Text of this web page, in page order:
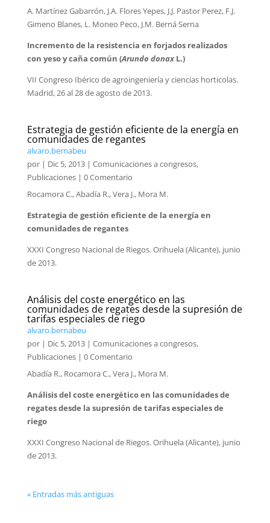
A. Martínez Gabarrón, J.A. Flores Yepes, J.J. Pastor Perez, F.J.
Gimeno Blanes, L. Moneo Peco, J.M. Berná Serna
Incremento de la resistencia en forjados realizados
con yeso y caña común (Arundo donaxL.)
VII Congreso Ibérico de agroingeniería y ciencias horticolas.
Madrid, 26 al 28 de agosto de 2013.
Estrategia de gestión eficiente de la energía en
comunidades de regantes
alvaro.bernabeu
por | Dic 5, 2013| Comunicaciones a congresos,
Publicaciones| 0 Comentario
Rocamora C., Abadía R., Vera J., Mora M.
Estrategia de gestión eficiente de la energía en
comunidades de regantes
XXXI Congreso Nacional de Riegos. Orihuela (Alicante), junio
de 2013.
Análisis del coste energético en las
comunidades de regates desde la supresión de
tarifas especiales de riego
alvaro.bernabeu
por | Dic 5, 2013| Comunicaciones a congresos,
Publicaciones| 0 Comentario
Abadía R., Rocamora C., Vera J., Mora M.
Análisis del coste energético en las comunidades de
regates desde la supresión de tarifas especiales de
riego
XXXI Congreso Nacional de Riegos. Orihuela (Alicante), junio
de 2013.
« Entradas más antiguas